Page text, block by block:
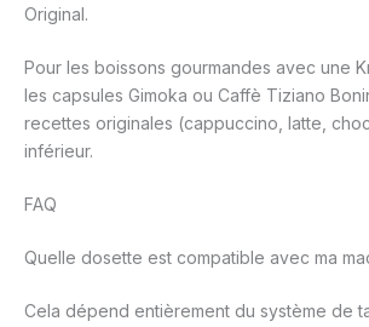
Original.
Pour les boissons gourmandes avec une
les capsules Gimoka ou Caffè Tiziano
recettes originales (cappuccino, latte,
inférieur.
FAQ
Quelle dosette est compatible avec ma
Cela dépend entièrement du système de